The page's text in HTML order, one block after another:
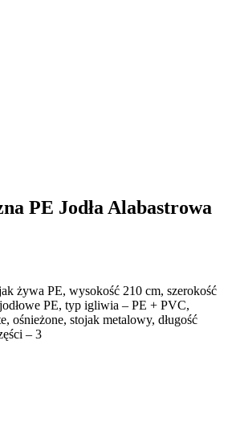
PE Jodła Alabastrowa
żywa PE, wysokość 210 cm, szerokość
PE, typ igliwia – PE + PVC,
ośnieżone, stojak metalowy, długość
– 3